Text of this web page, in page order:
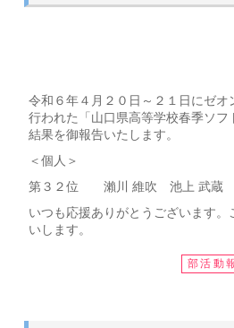
令和６年４月２０日～２１日にゼ
行われた「山口県高等学校春季ソ
結果を御報告いたします。
＜個人＞
第３２位 瀨川 維吹 池上 武蔵
いつも応援ありがとうございます
いします。
部活動